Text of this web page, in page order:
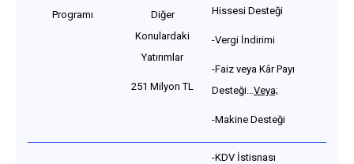
Programı
Diğer
Konulardaki
Yatırımlar
251 Milyon TL
Hissesi Desteği
-Vergi İndirimi
-Faiz veya Kâr Payı
Desteği…Veya;
-Makine Desteği
-KDV İstisnası